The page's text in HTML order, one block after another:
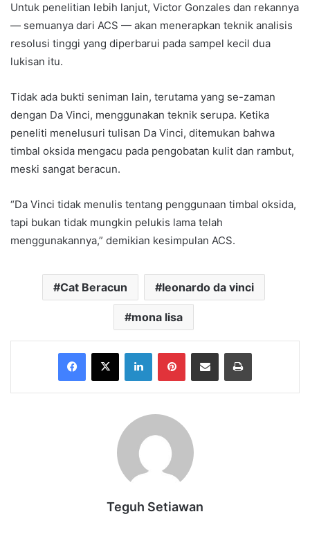
Untuk penelitian lebih lanjut, Victor Gonzales dan rekannya
— semuanya dari ACS — akan menerapkan teknik analisis
resolusi tinggi yang diperbarui pada sampel kecil dua
lukisan itu.
Tidak ada bukti seniman lain, terutama yang se-zaman
dengan Da Vinci, menggunakan teknik serupa. Ketika
peneliti menelusuri tulisan Da Vinci, ditemukan bahwa
timbal oksida mengacu pada pengobatan kulit dan rambut,
meski sangat beracun.
“Da Vinci tidak menulis tentang penggunaan timbal oksida,
tapi bukan tidak mungkin pelukis lama telah
menggunakannya,” demikian kesimpulan ACS.
Cat Beracun leonardo da vinci
mona lisa
Facebook
X LinkedInPinterestShare via Email Print
Teguh Setiawan